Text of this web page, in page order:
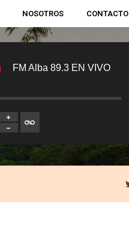
NOSOTROS CONTACTO
FM Alba 89.3 EN VIVO